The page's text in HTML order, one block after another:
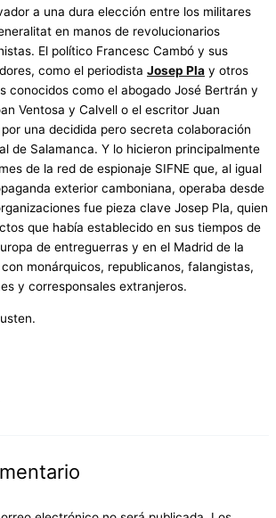
a una dura elección entre los militares
en manos de revolucionarios
El político Francesc Cambó y sus
como el periodista Josep Pla y otros
conocidos como el abogado José Bertrán y
Ventosa y Calvell o el escritor Juan
una decidida pero secreta colaboración
de Salamanca. Y lo hicieron principalmente
de la red de espionaje SIFNE que, al igual
exterior camboniana, operaba desde
fue pieza clave Josep Pla, quien
que había establecido en sus tiempos de
de entreguerras y en el Madrid de la
monárquicos, republicanos, falangistas,
y corresponsales extranjeros.